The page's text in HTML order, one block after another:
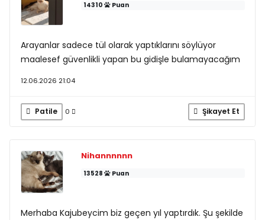
14310 Puan
Arayanlar sadece tül olarak yaptıklarını söylüyor
maalesef güvenlikli yapan bu gidişle bulamayacağım
12.06.2026 21:04
Patile 0 Şikayet Et
Nihannnnnn
13528 Puan
Merhaba Kajubeycim biz geçen yıl yaptırdık. Şu şekilde